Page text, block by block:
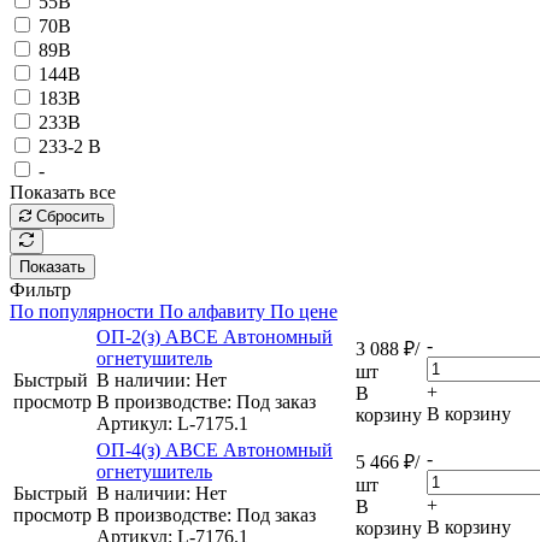
70В
89В
144В
183В
233В
233-2 В
-
Показать все
Сбросить
Показать
Фильтр
По популярности По алфавиту По цене
Быстрый
просмотр
ОП-2(з) АВСЕ Автономный
огнетушитель
В наличии: Нет
В производстве: Под заказ
Артикул: L-7175.1
3 088 ₽/
шт
В
корзину
-
+
В корзину
Быстрый
просмотр
ОП-4(з) АВСЕ Автономный
огнетушитель
В наличии: Нет
В производстве: Под заказ
Артикул: L-7176.1
5 466 ₽/
шт
В
корзину
-
+
В корзину